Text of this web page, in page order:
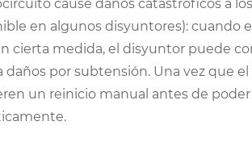
cause daños catastróficos a
en algunos disyuntores): cuando
cierta medida, el disyuntor puede
por subtensión. Una vez que el
un reinicio manual antes de